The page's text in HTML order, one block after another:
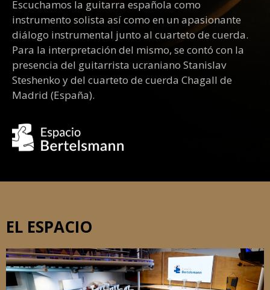
Escuchamos la guitarra española como
instrumento solista así como en un apasionante
diálogo instrumental junto al cuarteto de cuerda.
Para la interpretación del mismo, se contó con la
presencia del guitarrista ucraniano Stanislav
Steshenko y del cuarteto de cuerda Chagall de
Madrid (España).
EL ESPACIO